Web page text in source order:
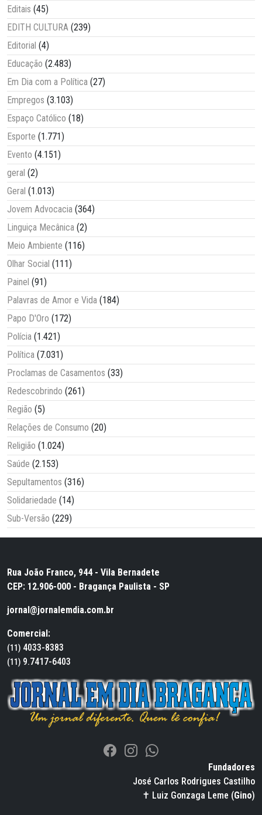
Editais (45)
EDITH CULTURA (239)
Editorial (4)
Educação (2.483)
Em Dia com a Política (27)
Empregos (3.103)
Espaço Católico (18)
Esporte (1.771)
Evento (4.151)
geral (2)
Geral (1.013)
Jovem Advocacia (364)
Linguiça Mecânica (2)
Meio Ambiente (116)
Olhar Social (111)
Painel (91)
Palavras de Amor e Vida (184)
Papo D'Oro (172)
Polícia (1.421)
Política (7.031)
Proclamas de Casamentos (33)
Redescobrindo (261)
Região (5)
Relações de Consumo (20)
Religião (1.024)
Saúde (2.153)
Sepultamentos (316)
Solidariedade (14)
Sub-Versão (229)
Rua João Franco, 944 - Vila Bernadete
CEP: 12.906-000 - Bragança Paulista - SP
jornal@jornalemdia.com.br
Comercial:
(11) 4033-8383
(11) 9.7417-6403
Fundadores
José Carlos Rodrigues Castilho
✝ Luiz Gonzaga Leme (Gino)